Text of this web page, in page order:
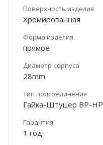
Поверхность изделия
Хромированная
Форма изделия
прямое
Диаметр корпуса
28mm
Тип подсоединения
Гайка-Штуцер ВР-НР
Гарантия
1 год